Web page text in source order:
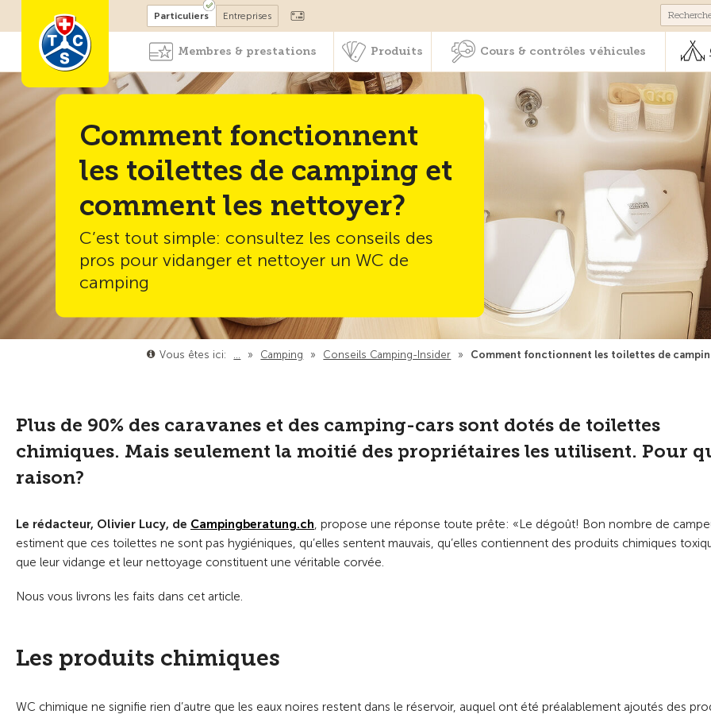
Devenir membre Cours & contrôles
Particuliers Entreprises
Membres & prestations Produits Cours & contrôles véhicules
Comment fonctionnent
les toilettes de camping et
comment les nettoyer?
C’est tout simple: consultez les conseils des
pros pour vidanger et nettoyer un WC de
camping
Vous êtes ici: … » Camping » Conseils Camping-Insider » Comment fonctionnent les toilettes de
Plus de 90% des caravanes et des camping-cars sont dotés de toilettes
chimiques. Mais seulement la moitié des propriétaires les utilisent. Pour
raison?
Le rédacteur, Olivier Lucy, de Campingberatung.ch, propose une réponse toute prête: «Le dégoût! Bon nombre de
estiment que ces toilettes ne sont pas hygiéniques, qu’elles sentent mauvais, qu’elles contiennent des produits chimiques
que leur vidange et leur nettoyage constituent une véritable corvée.
Nous vous livrons les faits dans cet article.
Les produits chimiques
WC chimique ne signifie rien d’autre que les eaux noires restent dans le réservoir, auquel ont été préalablement ajoutés des